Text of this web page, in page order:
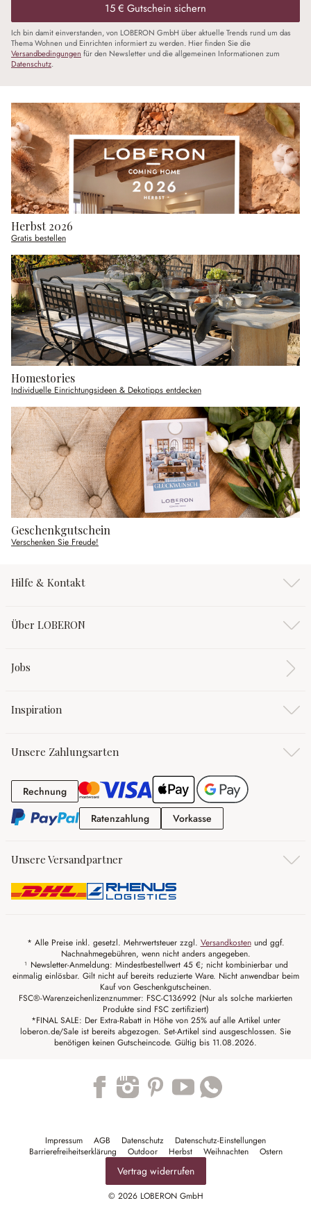
15 € Gutschein sichern
Ich bin damit einverstanden, von LOBERON GmbH über aktuelle Trends rund um das
Thema Wohnen und Einrichten informiert zu werden. Hier finden Sie die
Versandbedingungen für den Newsletter und die allgemeinen Informationen zum
Datenschutz.
Herbst 2026
Gratis bestellen
Homestories
Individuelle Einrichtungsideen & Dekotipps entdecken
Geschenkgutschein
Verschenken Sie Freude!
Hilfe & Kontakt
Über LOBERON
Jobs
Inspiration
Unsere Zahlungsarten
RechnungRechnung
RatenzahlungRatenzahlung
Vorkasse
Unsere Versandpartner
* Alle Preise inkl. gesetzl. Mehrwertsteuer zzgl. Versandkostenund ggf.
Nachnahmegebühren, wenn nicht anders angegeben.
¹ Newsletter-Anmeldung: Mindestbestellwert 45 €; nicht kombinierbar und
einmalig einlösbar. Gilt nicht auf bereits reduzierte Ware. Nicht anwendbar beim
Kauf von Geschenkgutscheinen.
FSC®-Warenzeichenlizenznummer: FSC-C136992 (Nur als solche markierten
Produkte sind FSC zertifiziert)
*FINAL SALE: Der Extra-Rabatt in Höhe von 25% auf alle Artikel unter
loberon.de/Sale ist bereits abgezogen. Set-Artikel sind ausgeschlossen. Sie
benötigen keinen Gutscheincode. Gültig bis 11.08.2026.
Impressum AGB Datenschutz
Datenschutz-Einstellungen
Barrierefreiheitserklärung
Outdoor Herbst Weihnachten Ostern
Vertrag widerrufen
© 2026 LOBERON GmbH